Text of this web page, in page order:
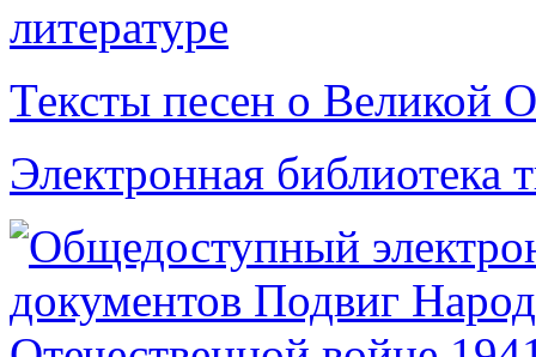
литературе
Тексты песен о Великой
Электронная библиотека